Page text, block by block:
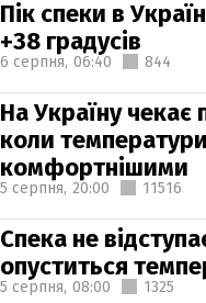
Пік спеки в
+38 градусів
6 серпня, 06:40 844
На Україну чекає
коли
комфортнішими
5 серпня, 20:00 11516
Спека не
опуститься
5 серпня, 08:00 1325